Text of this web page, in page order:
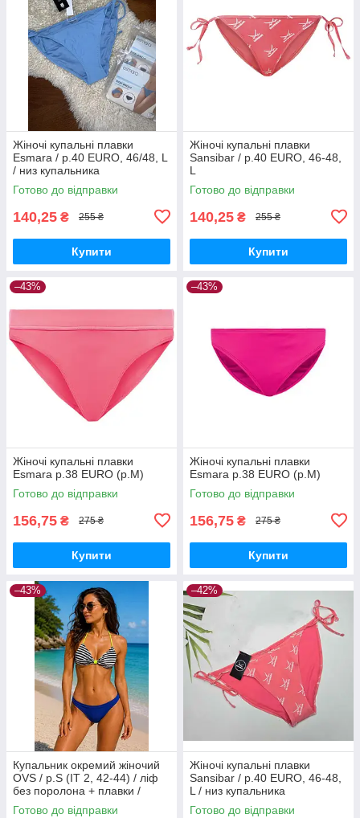
Жіночі купальні плавки
Esmara / р.40 EURO, 46/48, L
/ низ купальника
Готово до відправки
140,25 ₴ 255 ₴
Купити
Жіночі купальні плавки
Sansibar / р.40 EURO, 46-48,
L
Готово до відправки
140,25 ₴ 255 ₴
Купити
–43%
Жіночі купальні плавки
Esmara р.38 EURO (р.M)
Готово до відправки
156,75 ₴ 275 ₴
Купити
–43%
Жіночі купальні плавки
Esmara р.38 EURO (р.M)
Готово до відправки
156,75 ₴ 275 ₴
Купити
–43%
Купальник окремий жіночий
OVS / р.S (IT 2, 42-44) / ліф
без поролона + плавки /
смужки
Готово до відправки
–42%
Жіночі купальні плавки
Sansibar / р.40 EURO, 46-48,
L / низ купальника
Готово до відправки